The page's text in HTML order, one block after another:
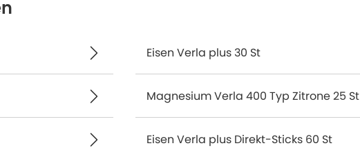
Eisen Verla plus 30 St
Magnesium Verla 400 Typ Zitrone 25 St
Eisen Verla plus Direkt-Sticks 60 St